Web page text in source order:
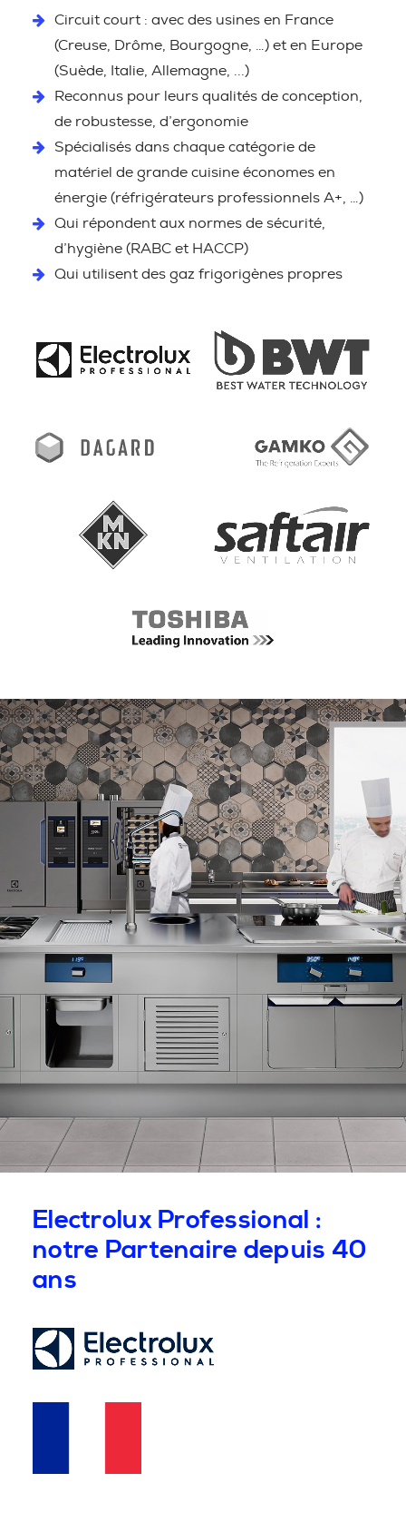
Circuit court : avec des usines en France
(Creuse, Drôme, Bourgogne, …) et en Europe
(Suède, Italie, Allemagne, ...)
Reconnus pour leurs qualités de conception,
de robustesse, d’ergonomie
Spécialisés dans chaque catégorie de
matériel de grande cuisine économes en
énergie (réfrigérateurs professionnels A+, …)
Qui répondent aux normes de sécurité,
d’hygiène (RABC et HACCP)
Qui utilisent des gaz frigorigènes propres
Electrolux Professional :
notre Partenaire depuis 40
ans